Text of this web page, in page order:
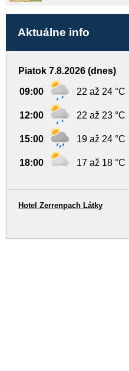
Aktuálne info
Piatok 7.8.2026 (dnes)
09:00 22 až 24 °C
12:00 22 až 23 °C
15:00 19 až 24 °C
18:00 17 až 18 °C
Hotel Zerrenpach Látky